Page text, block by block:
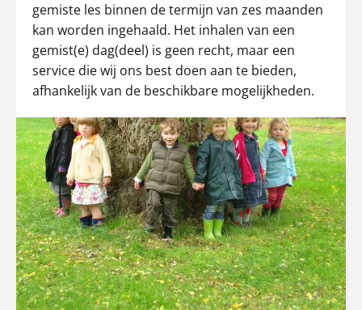
gemiste les binnen de termijn van zes maanden
kan worden ingehaald. Het inhalen van een
gemist(e) dag(deel) is geen recht, maar een
service die wij ons best doen aan te bieden,
afhankelijk van de beschikbare mogelijkheden.